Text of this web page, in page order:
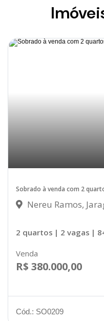
Sobrado à venda com 2
Nereu Ramos,
2 quartos | 2 vagas |
Venda
R$ 380.000,00
Cód.: SO0209